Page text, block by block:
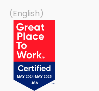
(English)